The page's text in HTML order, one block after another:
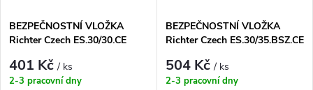
p
r
s
p
BEZPEČNOSTNÍ VLOŽKA
Richter Czech ES.30/30.CE
401 Kč/ ks
2-3 pracovní dny
BEZPEČNOSTNÍ VLOŽKA
Richter Czech ES.30/35.BSZ.CE
504 Kč/ ks
2-3 pracovní dny